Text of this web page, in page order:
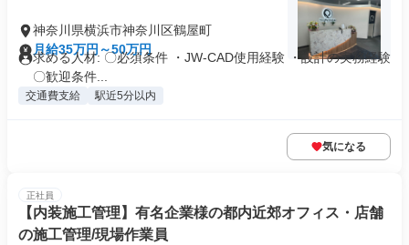
神奈川県横浜市神奈川区鶴屋町
月給35万円～50万円
求める人材: 〇必須条件 ・JW-CAD使用経験 ・設計の実務経験
〇歓迎条件...
交通費支給 駅近5分以内
気になる
正社員
【内装施工管理】有名企業様の都内近郊オフィス・店舗
の施工管理/現場作業員